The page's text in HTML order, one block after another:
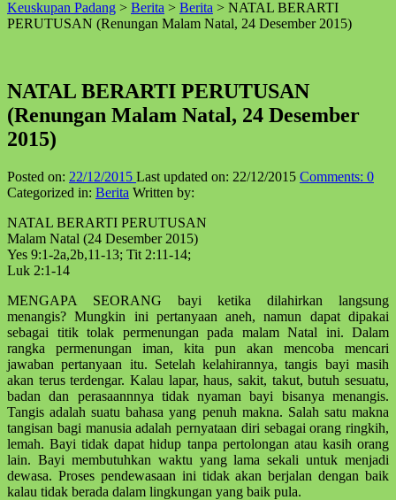
↑
Keuskupan Padang > Berita > Berita > NATAL BERARTI
PERUTUSAN (Renungan Malam Natal, 24 Desember 2015)
NATAL BERARTI PERUTUSAN
(Renungan Malam Natal, 24 Desember
2015)
Posted on: 22/12/2015 Last updated on: 22/12/2015 Comments: 0
Categorized in: Berita Written by:
NATAL BERARTI PERUTUSAN
Malam Natal (24 Desember 2015)
Yes 9:1-2a,2b,11-13; Tit 2:11-14;
Luk 2:1-14
MENGAPA SEORANG bayi ketika dilahirkan langsung
menangis? Mungkin ini pertanyaan aneh, namun dapat dipakai
sebagai titik tolak permenungan pada malam Natal ini. Dalam
rangka permenungan iman, kita pun akan mencoba mencari
jawaban pertanyaan itu. Setelah kelahirannya, tangis bayi masih
akan terus terdengar. Kalau lapar, haus, sakit, takut, butuh sesuatu,
badan dan perasaannnya tidak nyaman bayi bisanya menangis.
Tangis adalah suatu bahasa yang penuh makna. Salah satu makna
tangisan bagi manusia adalah pernyataan diri sebagai orang ringkih,
lemah. Bayi tidak dapat hidup tanpa pertolongan atau kasih orang
lain. Bayi membutuhkan waktu yang lama sekali untuk menjadi
dewasa. Proses pendewasaan ini tidak akan berjalan dengan baik
kalau tidak berada dalam lingkungan yang baik pula.